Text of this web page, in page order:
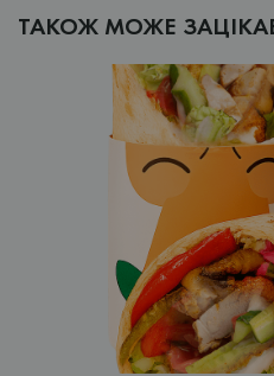
ТАКОЖ МОЖЕ